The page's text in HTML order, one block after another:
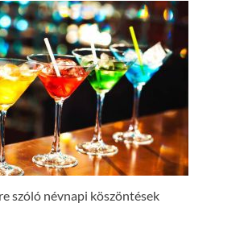
szóló névnapi köszöntések